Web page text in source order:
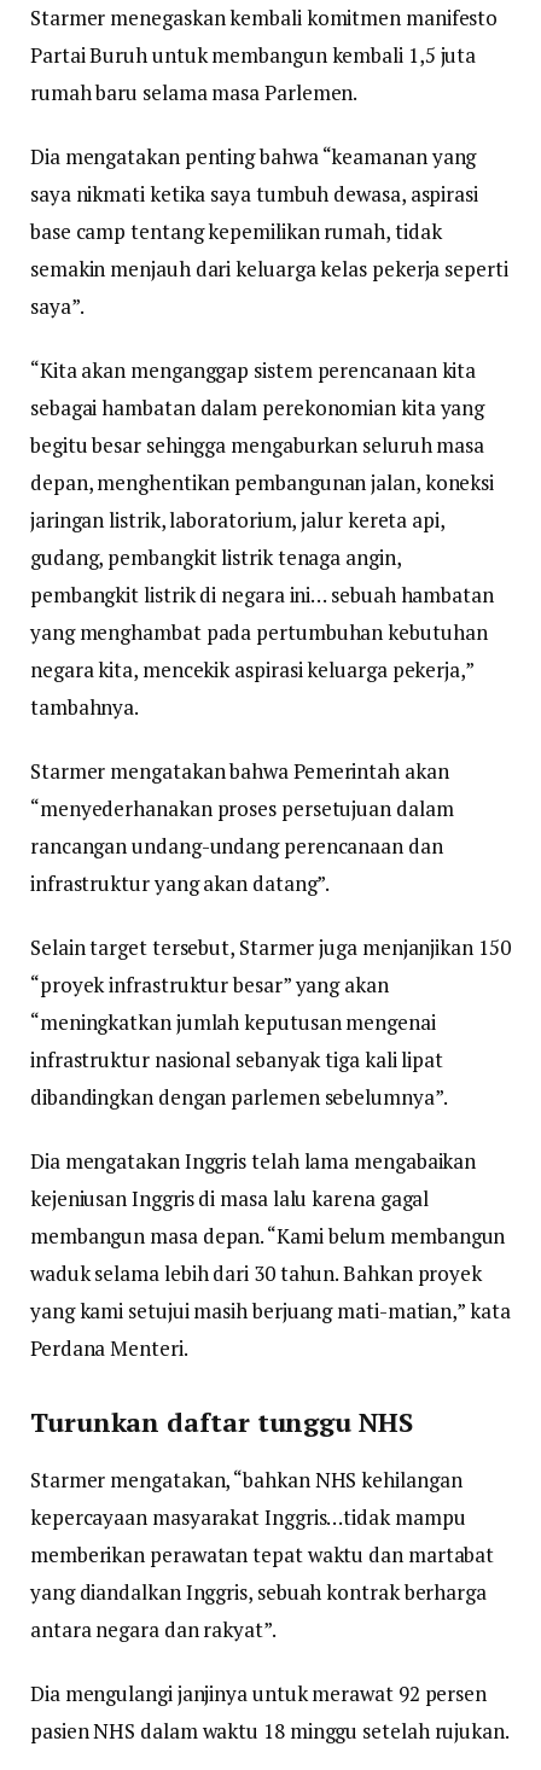
Starmer menegaskan kembali komitmen manifesto
Partai Buruh untuk membangun kembali 1,5 juta
rumah baru selama masa Parlemen.
Dia mengatakan penting bahwa “keamanan yang
saya nikmati ketika saya tumbuh dewasa, aspirasi
base camp tentang kepemilikan rumah, tidak
semakin menjauh dari keluarga kelas pekerja seperti
saya”.
“Kita akan menganggap sistem perencanaan kita
sebagai hambatan dalam perekonomian kita yang
begitu besar sehingga mengaburkan seluruh masa
depan, menghentikan pembangunan jalan, koneksi
jaringan listrik, laboratorium, jalur kereta api,
gudang, pembangkit listrik tenaga angin,
pembangkit listrik di negara ini… sebuah hambatan
yang menghambat pada pertumbuhan kebutuhan
negara kita, mencekik aspirasi keluarga pekerja,”
tambahnya.
Starmer mengatakan bahwa Pemerintah akan
“menyederhanakan proses persetujuan dalam
rancangan undang-undang perencanaan dan
infrastruktur yang akan datang”.
Selain target tersebut, Starmer juga menjanjikan 150
“proyek infrastruktur besar” yang akan
“meningkatkan jumlah keputusan mengenai
infrastruktur nasional sebanyak tiga kali lipat
dibandingkan dengan parlemen sebelumnya”.
Dia mengatakan Inggris telah lama mengabaikan
kejeniusan Inggris di masa lalu karena gagal
membangun masa depan. “Kami belum membangun
waduk selama lebih dari 30 tahun. Bahkan proyek
yang kami setujui masih berjuang mati-matian,” kata
Perdana Menteri.
Turunkan daftar tunggu NHS
Starmer mengatakan, “bahkan NHS kehilangan
kepercayaan masyarakat Inggris…tidak mampu
memberikan perawatan tepat waktu dan martabat
yang diandalkan Inggris, sebuah kontrak berharga
antara negara dan rakyat”.
Dia mengulangi janjinya untuk merawat 92 persen
pasien NHS dalam waktu 18 minggu setelah rujukan.